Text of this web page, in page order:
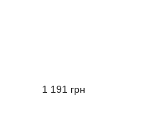
1 191 грн